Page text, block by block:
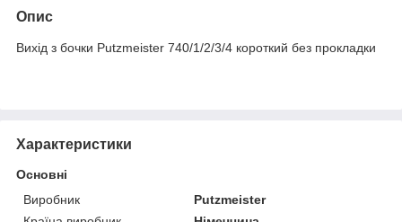
Опис
Вихід з бочки Putzmeister 740/1/2/3/4 короткий без прокладки
Характеристики
Основні
Виробник
Putzmeister